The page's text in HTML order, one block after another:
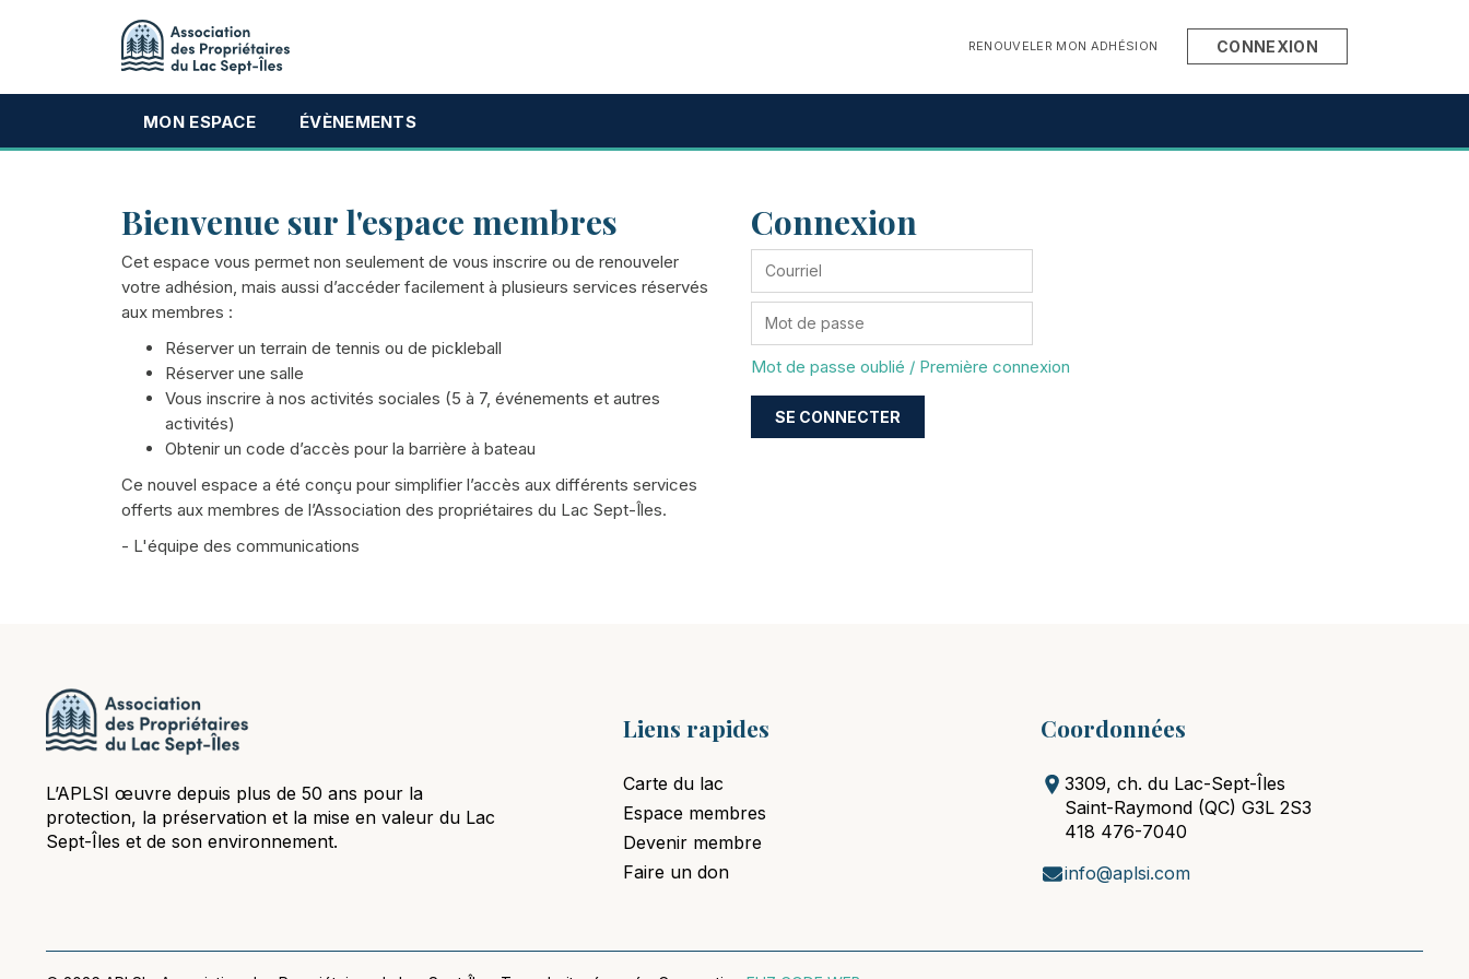
RENOUVELER MON ADHÉSION CONNEXION
MON ESPACE ÉVÈNEMENTS
Bienvenue sur l'espace membres
Cet espace vous permet non seulement de vous inscrire ou de renouveler
votre adhésion, mais aussi d’accéder facilement à plusieurs services réservés
aux membres :
Réserver un terrain de tennis ou de pickleball
Réserver une salle
Vous inscrire à nos activités sociales (5 à 7, événements et autres
activités)
Obtenir un code d’accès pour la barrière à bateau
Ce nouvel espace a été conçu pour simplifier l’accès aux différents services
offerts aux membres de l’Association des propriétaires du Lac Sept-Îles.
- L'équipe des communications
Connexion
Mot de passe oublié / Première connexion
L’APLSI œuvre depuis plus de 50 ans pour la
protection, la préservation et la mise en valeur du Lac
Sept-Îles et de son environnement.
Liens rapides
Carte du lac
Espace membres
Devenir membre
Faire un don
Coordonnées
3309, ch. du Lac-Sept-Îles
Saint-Raymond (QC) G3L 2S3
418 476-7040
info@aplsi.com